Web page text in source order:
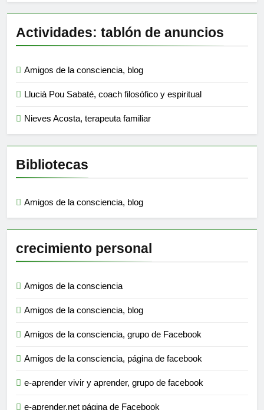
Actividades: tablón de anuncios
Amigos de la consciencia, blog
Llucià Pou Sabaté, coach filosófico y espiritual
Nieves Acosta, terapeuta familiar
Bibliotecas
Amigos de la consciencia, blog
crecimiento personal
Amigos de la consciencia
Amigos de la consciencia, blog
Amigos de la consciencia, grupo de Facebook
Amigos de la consciencia, página de facebook
e-aprender vivir y aprender, grupo de facebook
e-aprender.net página de Facebook